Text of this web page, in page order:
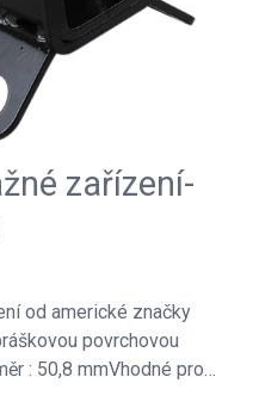
zařízení-
od americké značky
povrchovou
: 50,8 mmVhodné pro…